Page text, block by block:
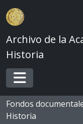
Skip to main content
Archivo de la
Historia
Toggle
Fondos
Historia